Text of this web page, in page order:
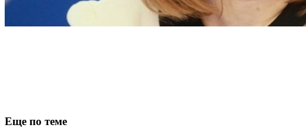
Еще по теме